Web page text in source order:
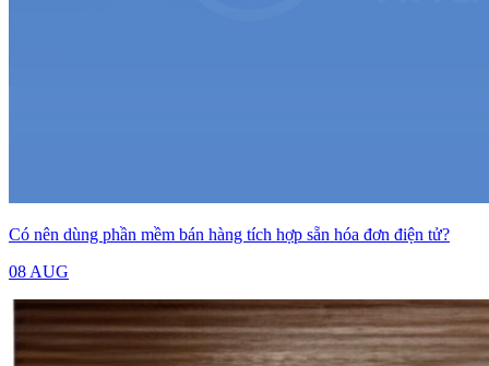
Có nên dùng phần mềm bán hàng tích hợp sẵn hóa đơn điện tử?
08 AUG